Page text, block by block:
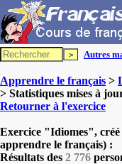
Autres
Apprendre le français >
> Statistiques mises à
Retourner à l'exercice
Exercice "Idiomes",
apprendre le français) :
Résultats des 2 776